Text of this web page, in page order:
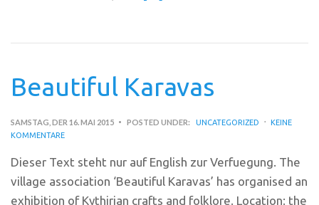
Beautiful Karavas
SAMSTAG, DER 16. MAI 2015 POSTED UNDER: UNCATEGORIZED
KEINE
KOMMENTARE
Dieser Text steht nur auf English zur Verfuegung. The
village association ‘Beautiful Karavas’ has organised an
exhibition of Kythirian crafts and folklore. Location: the